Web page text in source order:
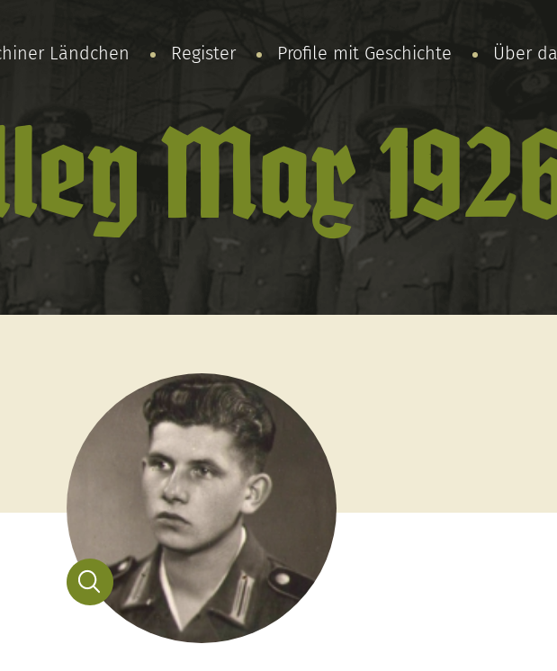
Ländchen Register Profile mit Geschichte Über
Max